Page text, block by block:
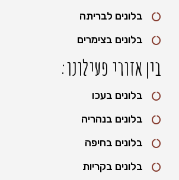
בלונים לבריתה
בלונים בצימרים
בין אזורי פעילונו:
בלונים בעכו
בלונים בנהריה
בלונים בחיפה
בלונים בקריות